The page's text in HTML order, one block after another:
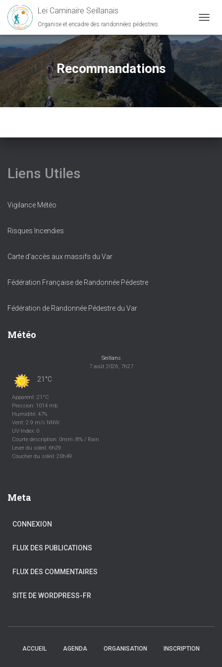
Lei Caminaïre Seillanais
Organise et encadre des randonnées pédestres.
É
L
I
Recommandations
Liens Utiles
Vigilance Météo
Risques Incendies
Carte d'accès aux massifs du Var
Fédération Française de Randonnée Pédestre
Fédération de Randonnée Pédestre du Var
Météo
Seillans
7 août 2026, 7h27
21°C
Apparent: 21°C
Pression: 1014 mb
Humidité: 47%
Vent: 2.9 m/s NNW
UV-Index: 0
Courte description: 0mm /8% / Rain
Lever du soleil: 6h29
Coucher du soleil: 20h49
Meta
CONNEXION
FLUX DES PUBLICATIONS
FLUX DES COMMENTAIRES
SITE DE WORDPRESS-FR
ACCUEIL AGENDA ORGANISATION INSCRIPTION